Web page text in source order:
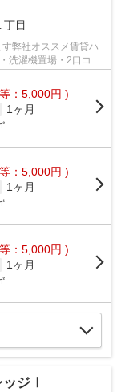
丁目
弊社オススメ賃貸ハ
：5,000円 )
1ヶ月
：5,000円 )
1ヶ月
：5,000円 )
1ヶ月
ジⅠ